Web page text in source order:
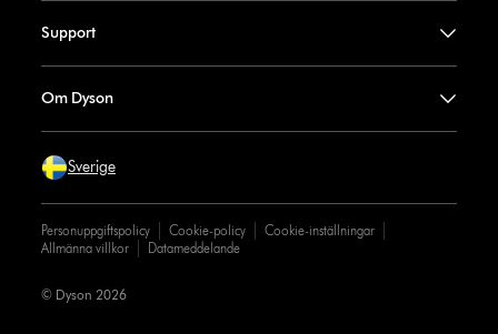
Support
Om Dyson
Sverige
Personuppgiftspolicy Cookie-policy
Cookie-inställningar
Allmänna villkor
Datameddelande
© Dyson 2026